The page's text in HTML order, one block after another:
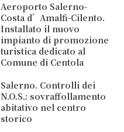
Aeroporto Salerno-
Costa d’Amalfi-Cilento.
Installato il nuovo
impianto di promozione
turistica dedicato al
Comune di Centola
Salerno. Controlli dei
N.O.S.: sovraffollamento
abitativo nel centro
storico